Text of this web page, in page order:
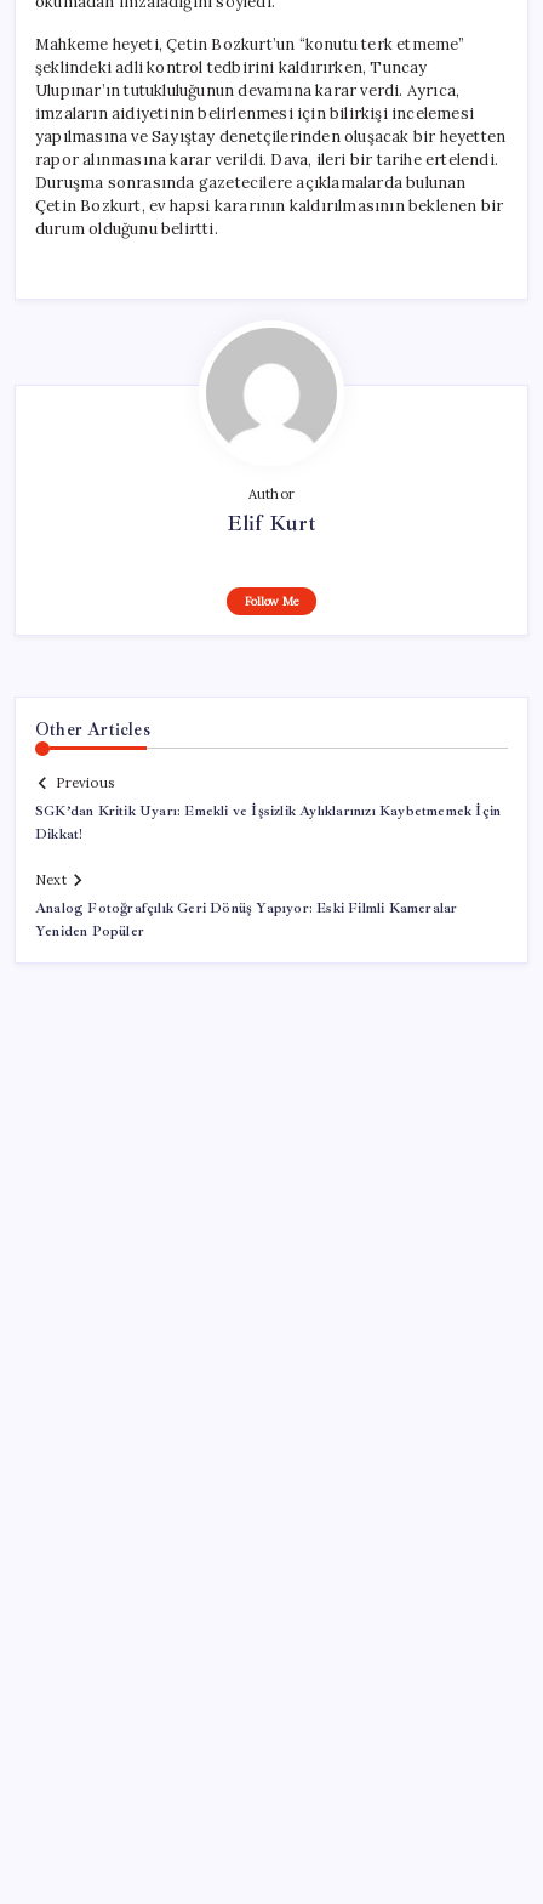
Mahkeme heyeti, Çetin Bozkurt’un “konutu terk etmeme”
şeklindeki adli kontrol tedbirini kaldırırken, Tuncay
Ulupınar’ın tutukluluğunun devamına karar verdi. Ayrıca,
imzaların aidiyetinin belirlenmesi için bilirkişi incelemesi
yapılmasına ve Sayıştay denetçilerinden oluşacak bir heyetten
rapor alınmasına karar verildi. Dava, ileri bir tarihe ertelendi.
Duruşma sonrasında gazetecilere açıklamalarda bulunan
Çetin Bozkurt, ev hapsi kararının kaldırılmasının beklenen bir
durum olduğunu belirtti.
Author
Elif Kurt
Follow Me
Other Articles
Previous
SGK’dan Kritik Uyarı: Emekli ve İşsizlik Aylıklarınızı Kaybetmemek İçin
Dikkat!
Next
Analog Fotoğrafçılık Geri Dönüş Yapıyor: Eski Filmli Kameralar
Yeniden Popüler